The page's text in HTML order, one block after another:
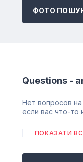
ФОТО
Questions -
Нет вопросов
если вас что-то
ПОКАЗАТИ